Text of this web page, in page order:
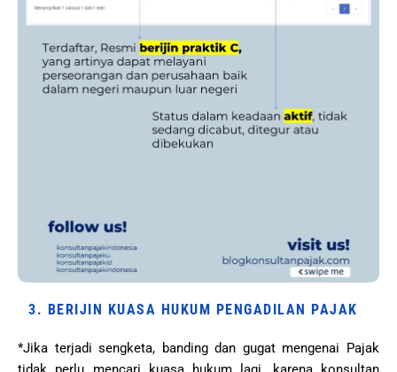
3. BERIJIN KUASA HUKUM PENGADILAN PAJAK
*Jika terjadi sengketa, banding dan gugat mengenai Pajak